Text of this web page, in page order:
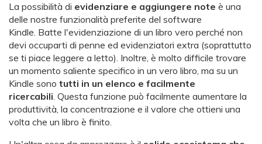
La possibilità di evidenziare e aggiungere note è una
delle nostre funzionalità preferite del software
Kindle. Batte l'evidenziazione di un libro vero perché non
devi occuparti di penne ed evidenziatori extra (soprattutto
se ti piace leggere a letto). Inoltre, è molto difficile trovare
un momento saliente specifico in un vero libro, ma su un
Kindle sono tutti in un elenco e facilmente
ricercabili. Questa funzione può facilmente aumentare la
produttività, la concentrazione e il valore che ottieni una
volta che un libro è finito.